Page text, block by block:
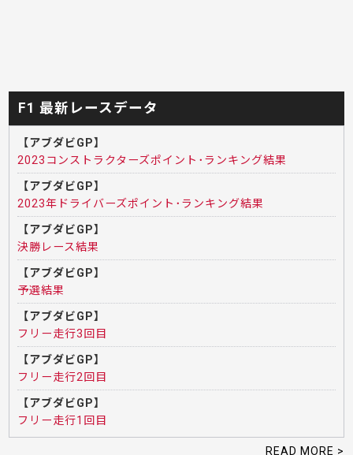
F1 最新レースデータ
【アブダビGP】
2023コンストラクターズポイント･ランキング結果
【アブダビGP】
2023年ドライバーズポイント･ランキング結果
【アブダビGP】
決勝レース結果
【アブダビGP】
予選結果
【アブダビGP】
フリー走行3回目
【アブダビGP】
フリー走行2回目
【アブダビGP】
フリー走行1回目
READ MORE >